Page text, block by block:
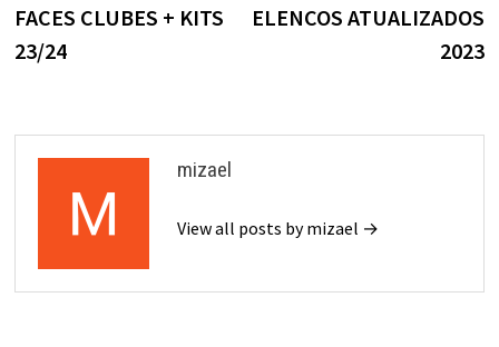
FACES CLUBES + KITS
23/24
ELENCOS ATUALIZADOS
2023
mizael
View all posts by mizael →